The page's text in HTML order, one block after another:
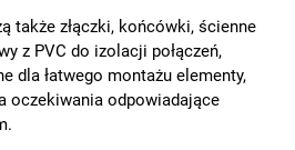
także złączki, końcówki, ścienne
z PVC do izolacji połączeń,
dla łatwego montażu elementy,
oczekiwania odpowiadające